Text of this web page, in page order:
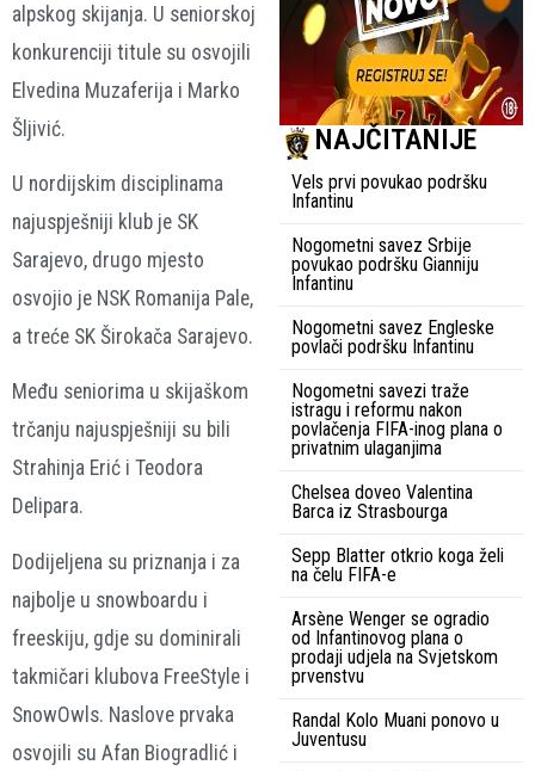
alpskog skijanja. U seniorskoj
konkurenciji titule su osvojili
Elvedina Muzaferija i Marko
Šljivić.
U nordijskim disciplinama
najuspješniji klub je SK
Sarajevo, drugo mjesto
osvojio je NSK Romanija Pale,
a treće SK Širokača Sarajevo.
Među seniorima u skijaškom
trčanju najuspješniji su bili
Strahinja Erić i Teodora
Delipara.
Dodijeljena su priznanja i za
najbolje u snowboardu i
freeskiju, gdje su dominirali
takmičari klubova FreeStyle i
SnowOwls. Naslove prvaka
osvojili su Afan Biogradlić i
NAJČITANIJE
Vels prvi povukao podršku
Infantinu
Nogometni savez Srbije
povukao podršku Gianniju
Infantinu
Nogometni savez Engleske
povlači podršku Infantinu
Nogometni savezi traže
istragu i reformu nakon
povlačenja FIFA-inog plana o
privatnim ulaganjima
Chelsea doveo Valentina
Barca iz Strasbourga
Sepp Blatter otkrio koga želi
na čelu FIFA-e
Arsène Wenger se ogradio
od Infantinovog plana o
prodaji udjela na Svjetskom
prvenstvu
Randal Kolo Muani ponovo u
Juventusu